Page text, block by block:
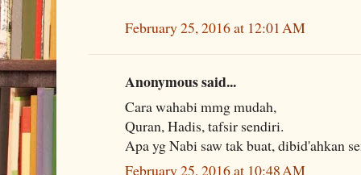
February 25, 2016 at 12:01 AM
Anonymous said...
Cara wahabi mmg mudah,
Quran, Hadis, tafsir sendiri.
Apa yg Nabi saw tak buat, dibid'ahkan
February 25, 2016 at 10:48 AM